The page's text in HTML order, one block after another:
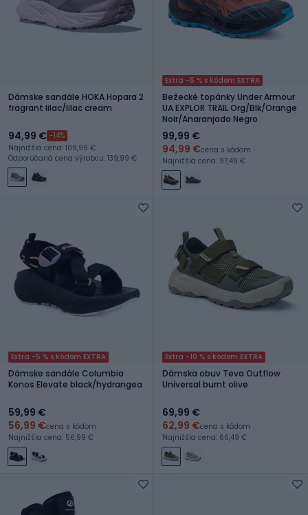
Dámske sandále HOKA Hopara 2
fragrant lilac/lilac cream
94,99 € -14%
Najnižšia cena: 109,99 €
Odporúčaná cena výrobcu: 139,99 €
Extra -5 % s kódom EXTRA
Bežecké topánky Under Armour
UA EXPLOR TRAIL Org/Blk/Orange
Noir/Anaranjado Negro
99,99 €
94,99 €cena s kódom
Najnižšia cena: 97,49 €
Extra -5 % s kódom EXTRA
Dámske sandále Columbia
Konos Elevate black/hydrangea
59,99 €
56,99 €cena s kódom
Najnižšia cena: 56,99 €
Extra -10 % s kódom EXTRA
Dámska obuv Teva Outflow
Universal burnt olive
69,99 €
62,99 €cena s kódom
Najnižšia cena: 66,49 €